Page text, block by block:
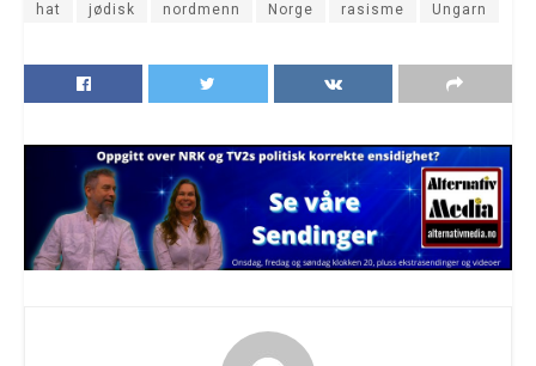
hat jødisk nordmenn Norge rasisme Ungarn